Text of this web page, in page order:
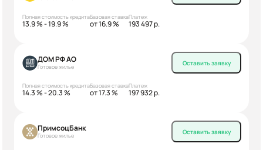
Полная стоимость кредита
13.9 % - 19.9 %
Базовая ставка
от 16.9 %
Платеж
193 497 р.
ДОМ РФ АО
Готовое жилье
Полная стоимость кредита
14.3 % - 20.3 %
Базовая ставка
от 17.3 %
Платеж
197 932 р.
Оставить заявку
ПримсоцБанк
Готовое жилье Оставить заявку